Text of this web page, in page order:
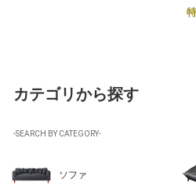
カテゴリから探す
-SEARCH BY CATEGORY-
ソファ